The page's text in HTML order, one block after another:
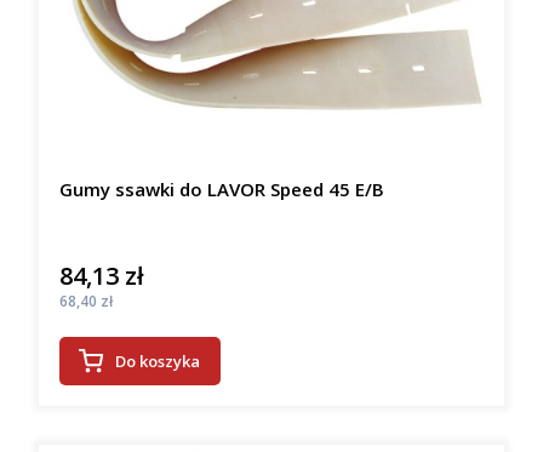
Gumy ssawki do LAVOR Speed 45 E/B
Cena
84,13 zł
Cena
68,40 zł
Do koszyka